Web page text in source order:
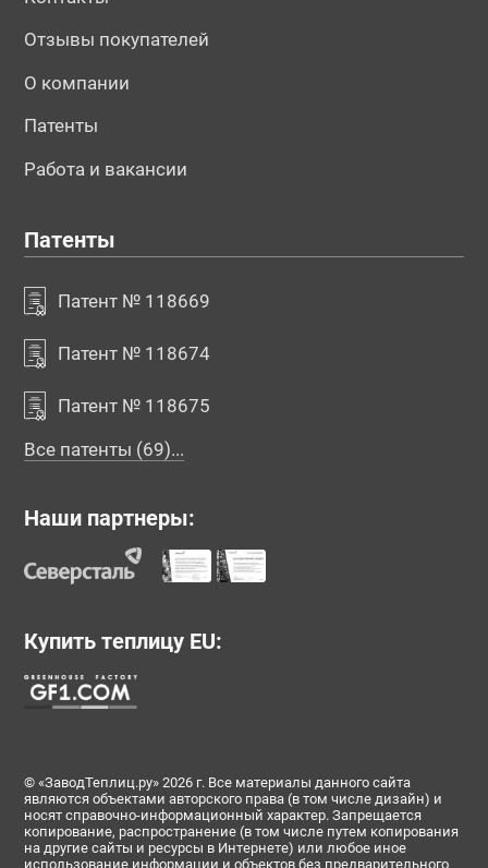
Отзывы покупателей
О компании
Патенты
Работа и вакансии
Патенты
Патент № 118669
Патент № 118674
Патент № 118675
Все патенты (69)...
Наши партнеры:
Купить теплицу EU:
© «ЗаводТеплиц.ру» 2026 г. Все материалы данного сайта
являются объектами авторского права (в том числе дизайн) и
носят справочно-информационный характер. Запрещается
копирование, распространение (в том числе путем копирования
на другие сайты и ресурсы в Интернете) или любое иное
использование информации и объектов без предварительного